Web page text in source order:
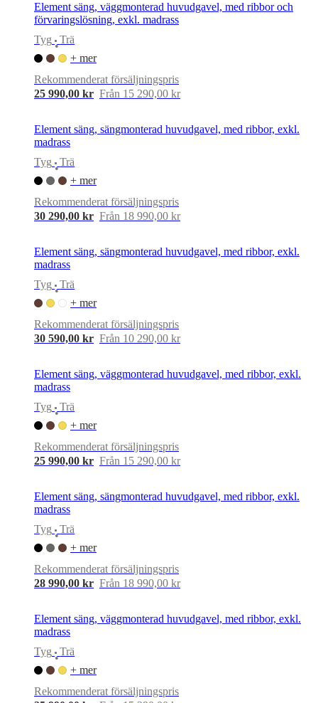
Element säng, väggmonterad huvudgavel, med ribbor och
förvaringslösning, exkl. madrass
Tyg
•
Trä
+ mer
Rekommenderat försäljningspris
25 990,00 kr Från 15 290,00 kr
Element säng, sängmonterad huvudgavel, med ribbor, exkl.
madrass
Tyg
•
Trä
+ mer
Rekommenderat försäljningspris
30 290,00 kr Från 18 990,00 kr
Element säng, sängmonterad huvudgavel, med ribbor, exkl.
madrass
Tyg
•
Trä
+ mer
Rekommenderat försäljningspris
30 590,00 kr Från 10 290,00 kr
Element säng, väggmonterad huvudgavel, med ribbor, exkl.
madrass
Tyg
•
Trä
+ mer
Rekommenderat försäljningspris
25 990,00 kr Från 15 290,00 kr
Element säng, sängmonterad huvudgavel, med ribbor, exkl.
madrass
Tyg
•
Trä
+ mer
Rekommenderat försäljningspris
28 990,00 kr Från 18 990,00 kr
Element säng, väggmonterad huvudgavel, med ribbor, exkl.
madrass
Tyg
•
Trä
+ mer
Rekommenderat försäljningspris